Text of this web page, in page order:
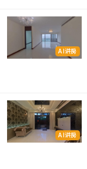
AI讲房
AI讲房